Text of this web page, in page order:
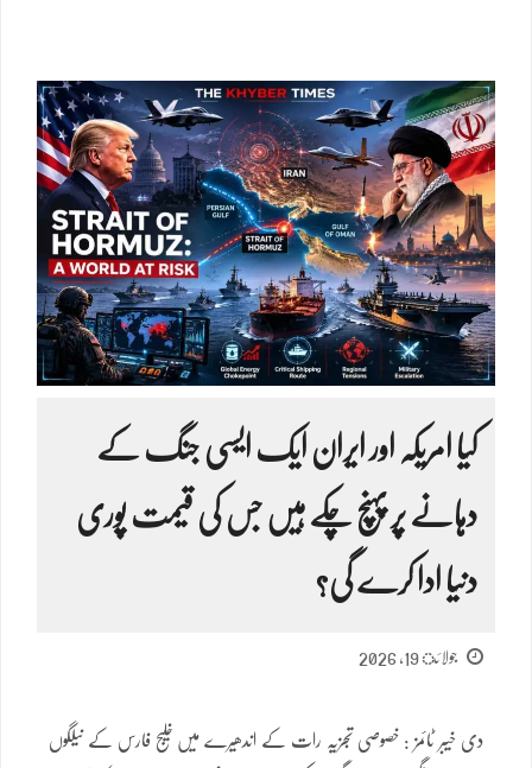
کیا امریکہ اور ایران ایک ایسی جنگ کے
دہانے پر پہنچ چکے ہیں جس کی قیمت پوری
دنیا ادا کرے گی؟
جولائ 19, 2026
دی خیبر ٹائمز : خصوصی تجزیہ رات کے اندھیرے میں خلیج فارس کے نیلگوں